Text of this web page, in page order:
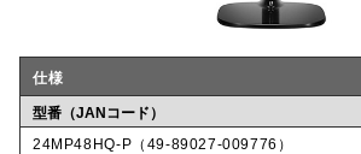
仕様
型番（JANコード）
24MP48HQ-P（49-89027-009776）